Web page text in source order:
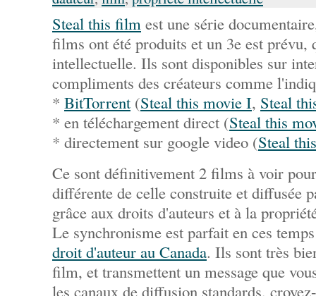
Steal this film est une série
films ont été produits et un 3e est
intellectuelle. Ils sont disponibles sur
compliments des créateurs comme
* BitTorrent(Steal this movie I, Steal
* en téléchargement direct (Steal this
* directement sur google video (Steal
Ce sont définitivement 2 films à voir
différente de celle construite et diffusée
grâce aux droits d'auteurs et à la
Le synchronisme est parfait en ces
droit d'auteur au Canada. Ils sont très
film, et transmettent un message que
les canaux de diffusion standards,